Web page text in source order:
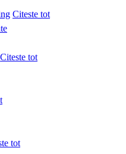
Citeste tot
Citeste tot
tot